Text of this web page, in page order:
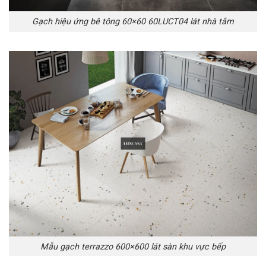
Gạch hiệu ứng bê tông 60×60 60LUCT04 lát nhà tắm
Mẫu gạch terrazzo 600×600 lát sàn khu vực bếp